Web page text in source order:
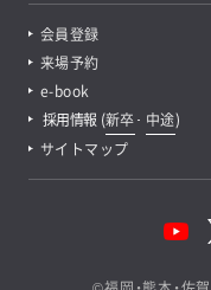
会員登録
来場予約
e-book
採用情報 (新卒･ 中途)
サイトマップ